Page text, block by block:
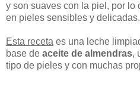
y son suaves con la piel, por lo
en pieles sensibles y delicadas.
Esta receta es una leche
base de aceite de almendras,
tipo de pieles y con muchas